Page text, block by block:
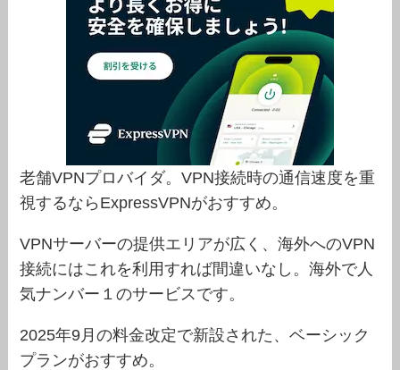
老舗VPNプロバイダ。VPN接続時の通信速度を重
視するならExpressVPNがおすすめ。
VPNサーバーの提供エリアが広く、海外へのVPN
接続にはこれを利用すれば間違いなし。海外で人
気ナンバー１のサービスです。
2025年9月の料金改定で新設された、ベーシック
プランがおすすめ。